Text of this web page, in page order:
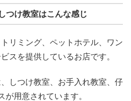
つけ教室はこんな感じ
リミング、ペットホテル、ワン
スを提供しているお店です。
しつけ教室、お手入れ教室、仔
が用意されています。